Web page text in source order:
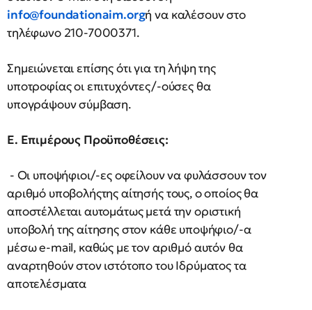
info@foundationaim.orgή να καλέσουν στο
τηλέφωνο 210-7000371.
Σημειώνεται επίσης ότι για τη λήψη της
υποτροφίας οι επιτυχόντες/-ούσες θα
υπογράψουν σύμβαση.
Ε. Επιμέρους Προϋποθέσεις:
- Οι υποψήφιοι/-ες οφείλουν να φυλάσσουν τον
αριθμό υποβολήςτης αίτησής τους, ο οποίος θα
αποστέλλεται αυτομάτως μετά την οριστική
υποβολή της αίτησης στον κάθε υποψήφιο/-α
μέσω e-mail, καθώς με τον αριθμό αυτόν θα
αναρτηθούν στον ιστότοπο του Ιδρύματος τα
αποτελέσματα